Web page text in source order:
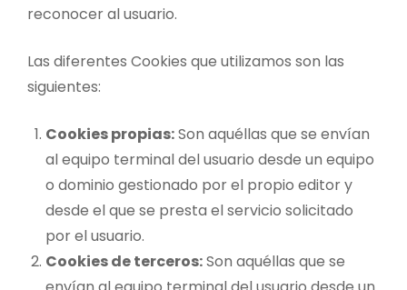
reconocer al usuario.
Las diferentes Cookies que utilizamos son las
siguientes:
Cookies propias:Son aquéllas que se envían
al equipo terminal del usuario desde un equipo
o dominio gestionado por el propio editor y
desde el que se presta el servicio solicitado
por el usuario.
Cookies de terceros:Son aquéllas que se